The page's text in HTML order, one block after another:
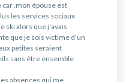
car .mon épouse est
les services sociaux
ski alors que j’avais
que je sois victime d’un
petites seraient
sans être ensemble
absences qui me